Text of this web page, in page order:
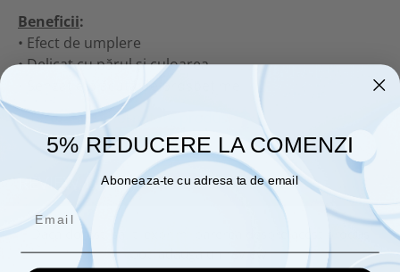
Beneficii:
• Efect de umplere
• Delicat cu părul și culoarea
• Senzație plăcută de prospețime
Informatii conformitate produs
REVIEW-URI(0)
Daca doresti sa iti exprimi parerea despre acest produs
poti adauga un review.
5% REDUCERE LA COMENZI
Aboneaza-te cu adresa ta de email